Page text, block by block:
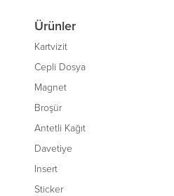
Ürünler
Kartvizit
Cepli Dosya
Magnet
Broşür
Antetli Kağıt
Davetiye
Insert
Sticker